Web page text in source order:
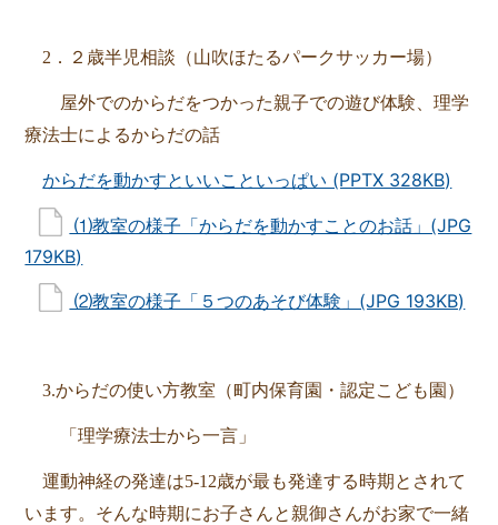
2．２歳半児相談（山吹ほたるパークサッカー場）
屋外でのからだをつかった親子での遊び体験、理学
療法士によるからだの話
からだを動かすといいこといっぱい (PPTX 328KB)
⑴教室の様子「からだを動かすことのお話」(JPG
179KB)
⑵教室の様子「５つのあそび体験」(JPG 193KB)
3.からだの使い方教室（町内保育園・認定こども園）
「理学療法士から一言」
運動神経の発達は5-12歳が最も発達する時期とされて
います。そんな時期にお子さんと 親御さんがお家で一緒